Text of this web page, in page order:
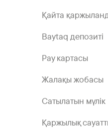
Қайта
Baytaq депозиті
Pay картасы
Жалақы жобасы
Сатылатын мүлік
Қаржылық